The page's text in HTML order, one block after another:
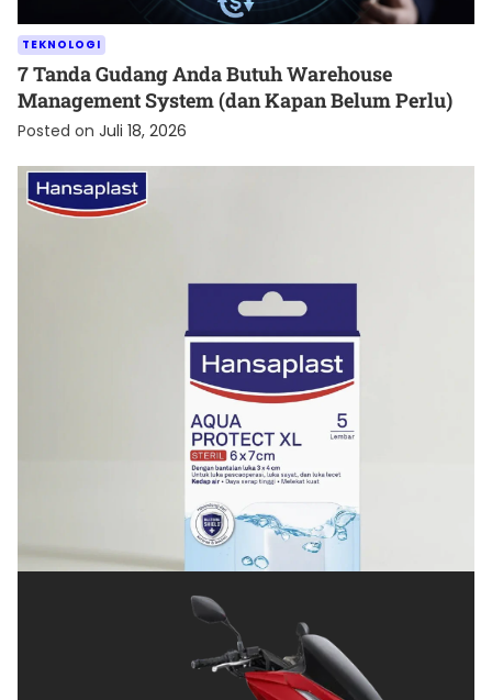
TEKNOLOGI
7 Tanda Gudang Anda Butuh Warehouse
Management System (dan Kapan Belum Perlu)
Posted on Juli 18, 2026
Cara Menjaga Luka agar Cepat Kering dan Tetap